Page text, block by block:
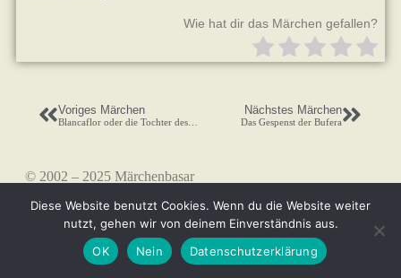
Wie hat dir das Märchen gefallen?
Voriges Märchen Nächstes Märchen
Das Gespenst der Bufera
© 2002 – 2025 Märchenbasar
Diese Website benutzt Cookies. Wenn du die Website weiter
nutzt, gehen wir von deinem Einverständnis aus.
OK
Nein Datenschutzerklärung